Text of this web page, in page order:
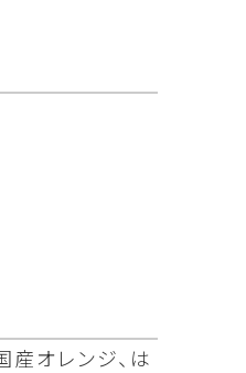
産オレンジ、は